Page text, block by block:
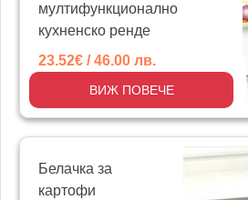
мултифункционално
кухненско ренде
23.52€ / 46.00 лв.
ВИЖ ПОВЕЧЕ
Белачка за
картофи